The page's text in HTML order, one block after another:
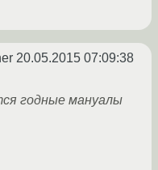
20.05.2015 07:09:38
годные мануалы